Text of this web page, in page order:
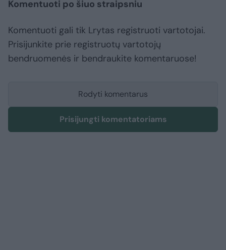
Komentuoti po šiuo straipsniu
Komentuoti gali tik Lrytas registruoti vartotojai.
Prisijunkite prie registruotų vartotojų
bendruomenės ir bendraukite komentaruose!
Rodyti komentarus
Prisijungti komentatoriams